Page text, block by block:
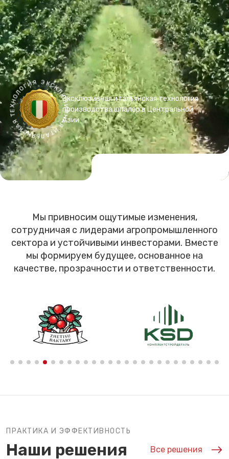
ЭКСКЛЮЗИВНАЯ ИТАЛЬЯНСКАЯ ТЕХНОЛОГИЯЭксклюзивная итальянская технология
производства шпалер в Центральной
Азии
Мы привносим ощутимые изменения,
сотрудничая с лидерами агропромышленного
сектора и устойчивыми инвесторами. Вместе
мы формируем будущее, основанное на
качестве, прозрачности и ответственности.
ПРАКТИКА И ЭФФЕКТИВНОСТЬ
Наши решения Все решения